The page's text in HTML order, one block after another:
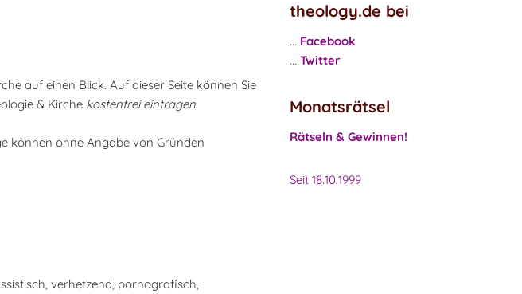
auf einen Blick. Auf dieser Seite können Sie
& Kirche kostenfrei eintragen.
können ohne Angabe von Gründen
verhetzend, pornografisch,
theology.de bei
... Facebook
... Twitter
Monatsrätsel
Rätseln & Gewinnen!
Seit 18.10.1999